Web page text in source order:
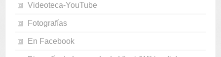
Videoteca-YouTube
Fotografías
En Facebook